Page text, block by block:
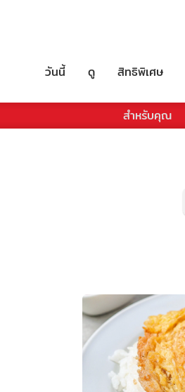
วันนี้ ดู สิทธิพิเศษ
สำหรับคุณ